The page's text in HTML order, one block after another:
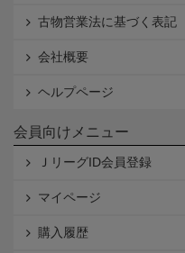
古物営業法に基づく表記
会社概要
ヘルプページ
会員向けメニュー
ＪリーグID会員登録
マイページ
購入履歴